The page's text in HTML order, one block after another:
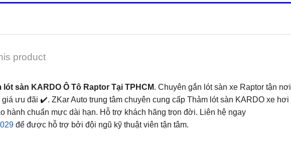
product
lót sàn KARDO Ô Tô Raptor Tại TPHCM. Chuyên gắn lót sàn xe Raptor tận nơi
ưu đãi ✔️. ZKar Auto trung tâm chuyên cung cấp Thảm lót sàn KARDO xe hơi
hành chuẩn mực dài hạn. Hỗ trợ khách hãng trọn đời. Liên hệ ngay
để được hỗ trợ bởi đội ngũ kỹ thuật viên tận tâm.